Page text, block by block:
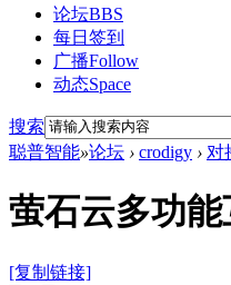
论坛BBS
每日签到
广播Follow
动态Space
搜索
聪普智能»论坛 › crodigy › 对
萤石云多功
[复制链接]